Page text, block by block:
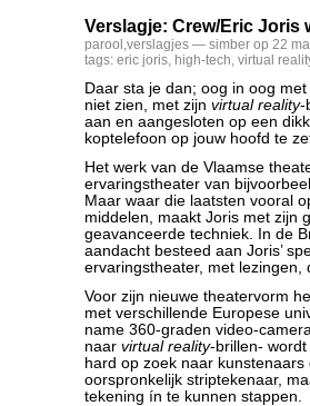
Verslagje: Crew/Eric Joris
parool ,verslagjes — simber op 22
tags: eric joris, high-tech, virtual
Daar sta je dan; oog in oog
niet zien, met zijn virtual reality-
aan en aangesloten op een
koptelefoon op jouw hoofd te
Het werk van de Vlaamse
ervaringstheater van
Maar waar die laatsten vooral
middelen, maakt Joris met zijn
geavanceerde techniek. In de
aandacht besteed aan Joris’
ervaringstheater, met
Voor zijn nieuwe theatervorm
met verschillende Europese
name 360-graden video-
naar virtual reality-brillen-
hard op zoek naar
oorspronkelijk striptekenaar,
tekening ín te kunnen stappen.